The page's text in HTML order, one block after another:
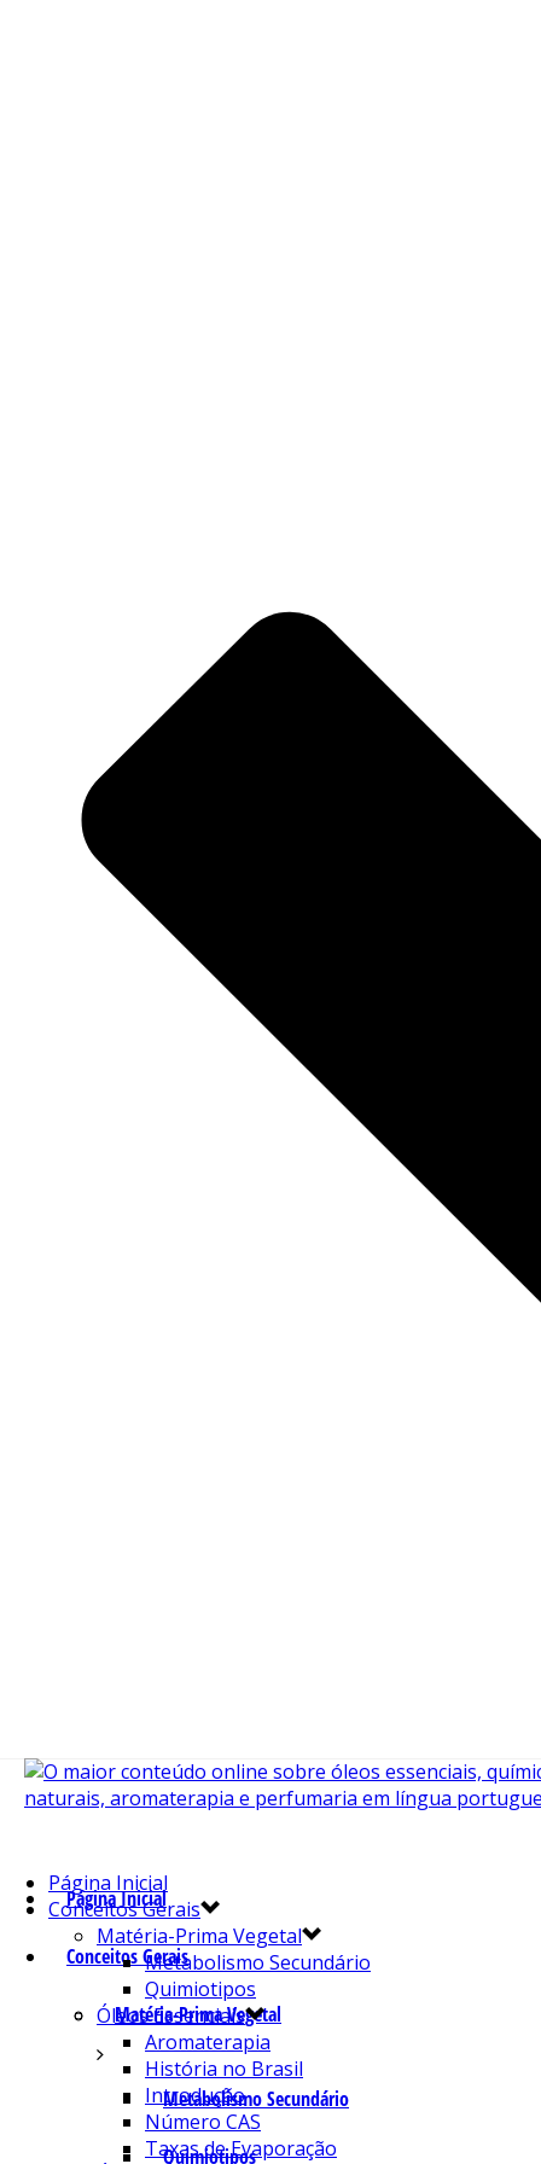
Página Inicial
Conceitos Gerais
Matéria-Prima Vegetal
Metabolismo Secundário
Quimiotipos
Página Inicial
Conceitos Gerais
Matéria-Prima Vegetal
Metabolismo Secundário
Quimiotipos
Óleos Essenciais
Aromaterapia
História no Brasil
Introdução
Número CAS
Taxas de Evaporação